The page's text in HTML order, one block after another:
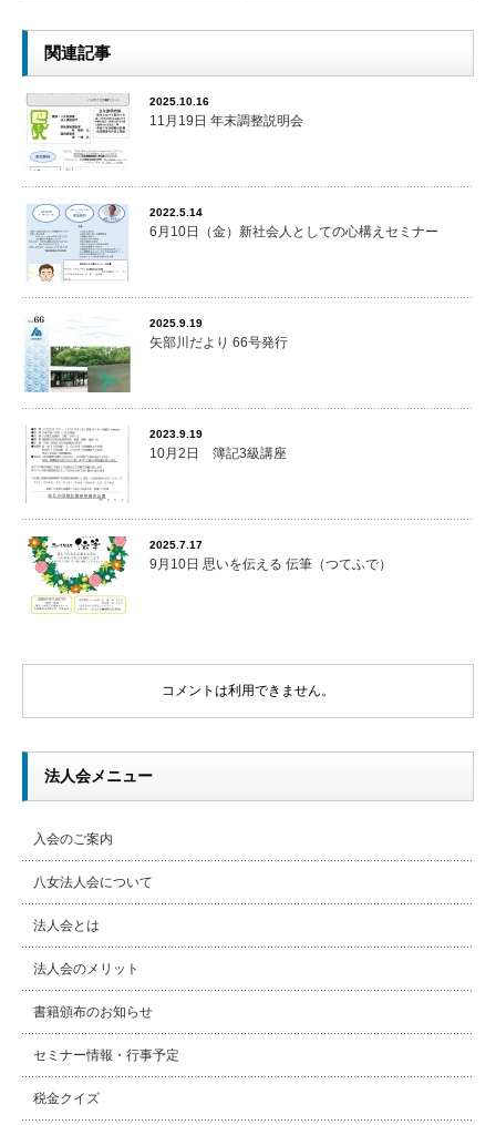
関連記事
2025.10.16
11月19日 年末調整説明会
2022.5.14
6月10日（金）新社会人としての心構えセミナー
2025.9.19
矢部川だより 66号発行
2023.9.19
10月2日 簿記3級講座
2025.7.17
9月10日 思いを伝える 伝筆（つてふで）
コメントは利用できません。
法人会メニュー
入会のご案内
八女法人会について
法人会とは
法人会のメリット
書籍頒布のお知らせ
セミナー情報・行事予定
税金クイズ